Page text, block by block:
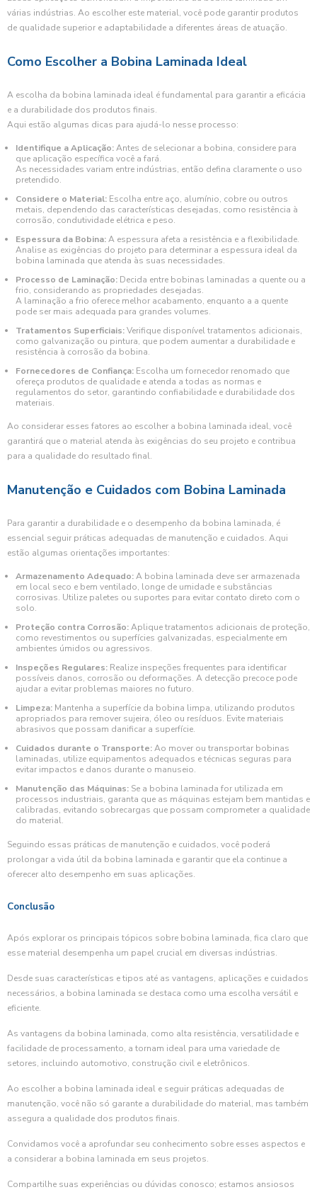
várias indústrias. Ao escolher este material, você pode garantir produtos
de qualidade superior e adaptabilidade a diferentes áreas de atuação.
Como Escolher a Bobina Laminada Ideal
A escolha da bobina laminada ideal é fundamental para garantir a eficácia
e a durabilidade dos produtos finais.
Aqui estão algumas dicas para ajudá-lo nesse processo:
Identifique a Aplicação:Antes de selecionar a bobina, considere para
que aplicação específica você a fará.
As necessidades variam entre indústrias, então defina claramente o uso
pretendido.
Considere o Material: Escolha entre aço, alumínio, cobre ou outros
metais, dependendo das características desejadas, como resistência à
corrosão, condutividade elétrica e peso.
Espessura da Bobina:A espessura afeta a resistência e a flexibilidade.
Analise as exigências do projeto para determinar a espessura ideal da
bobina laminada que atenda às suas necessidades.
Processo de Laminação: Decida entre bobinas laminadas a quente ou a
frio, considerando as propriedades desejadas.
A laminação a frio oferece melhor acabamento, enquanto a a quente
pode ser mais adequada para grandes volumes.
Tratamentos Superficiais:Verifique disponível tratamentos adicionais,
como galvanização ou pintura, que podem aumentar a durabilidade e
resistência à corrosão da bobina.
Fornecedores de Confiança: Escolha um fornecedor renomado que
ofereça produtos de qualidade e atenda a todas as normas e
regulamentos do setor, garantindo confiabilidade e durabilidade dos
materiais.
Ao considerar esses fatores ao escolher a bobina laminada ideal, você
garantirá que o material atenda às exigências do seu projeto e contribua
para a qualidade do resultado final.
Manutenção e Cuidados com Bobina Laminada
Para garantir a durabilidade e o desempenho da bobina laminada, é
essencial seguir práticas adequadas de manutenção e cuidados. Aqui
estão algumas orientações importantes:
Armazenamento Adequado:A bobina laminada deve ser armazenada
em local seco e bem ventilado, longe de umidade e substâncias
corrosivas. Utilize paletes ou suportes para evitar contato direto com o
solo.
Proteção contra Corrosão:Aplique tratamentos adicionais de proteção,
como revestimentos ou superfícies galvanizadas, especialmente em
ambientes úmidos ou agressivos.
Inspeções Regulares: Realize inspeções frequentes para identificar
possíveis danos, corrosão ou deformações. A detecção precoce pode
ajudar a evitar problemas maiores no futuro.
Limpeza: Mantenha a superfície da bobina limpa, utilizando produtos
apropriados para remover sujeira, óleo ou resíduos. Evite materiais
abrasivos que possam danificar a superfície.
Cuidados durante o Transporte:Ao mover ou transportar bobinas
laminadas, utilize equipamentos adequados e técnicas seguras para
evitar impactos e danos durante o manuseio.
Manutenção das Máquinas: Se a bobina laminada for utilizada em
processos industriais, garanta que as máquinas estejam bem mantidas e
calibradas, evitando sobrecargas que possam comprometer a qualidade
do material.
Seguindo essas práticas de manutenção e cuidados, você poderá
prolongar a vida útil da bobina laminada e garantir que ela continue a
oferecer alto desempenho em suas aplicações.
Conclusão
Após explorar os principais tópicos sobre bobina laminada, fica claro que
esse material desempenha um papel crucial em diversas indústrias.
Desde suas características e tipos até as vantagens, aplicações e cuidados
necessários, a bobina laminada se destaca como uma escolha versátil e
eficiente.
As vantagens da bobina laminada, como alta resistência, versatilidade e
facilidade de processamento, a tornam ideal para uma variedade de
setores, incluindo automotivo, construção civil e eletrônicos.
Ao escolher a bobina laminada ideal e seguir práticas adequadas de
manutenção, você não só garante a durabilidade do material, mas também
assegura a qualidade dos produtos finais.
Convidamos você a aprofundar seu conhecimento sobre esses aspectos e
a considerar a bobina laminada em seus projetos.
Compartilhe suas experiências ou dúvidas conosco; estamos ansiosos